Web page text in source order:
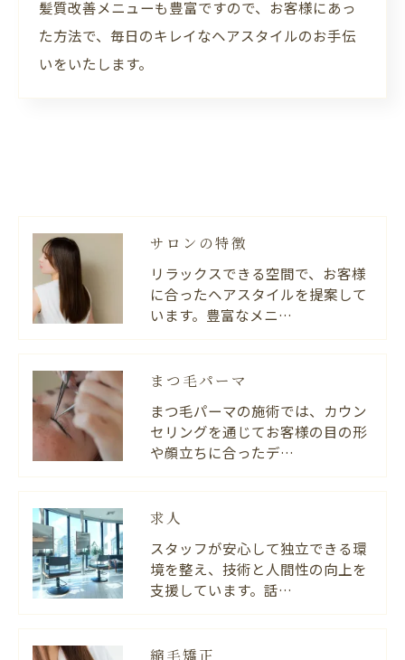
髪質改善メニューも豊富ですので、お客様にあっ
た方法で、毎日のキレイなヘアスタイルのお手伝
いをいたします。
サロンの特徴
リラックスできる空間で、お客様
に合ったヘアスタイルを提案して
います。豊富なメニ…
まつ毛パーマ
まつ毛パーマの施術では、カウン
セリングを通じてお客様の目の形
や顔立ちに合ったデ…
求人
スタッフが安心して独立できる環
境を整え、技術と人間性の向上を
支援しています。話…